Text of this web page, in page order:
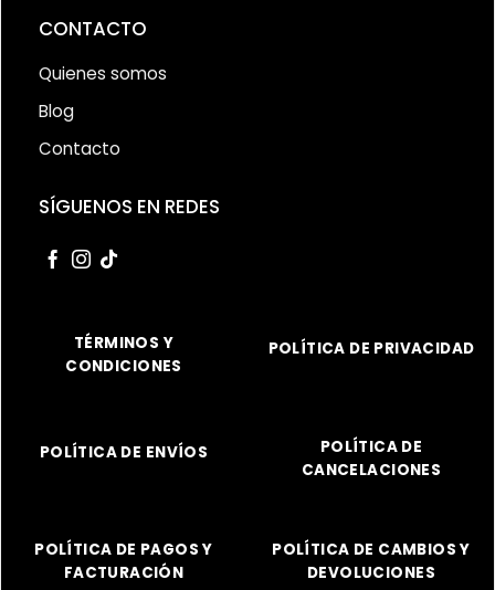
CONTACTO
Quienes somos
Blog
Contacto
SÍGUENOS EN REDES
TÉRMINOS Y
CONDICIONES
POLÍTICA DE PRIVACIDAD
POLÍTICA DE ENVÍOS
POLÍTICA DE
CANCELACIONES
POLÍTICA DE PAGOS Y
FACTURACIÓN
POLÍTICA DE CAMBIOS Y
DEVOLUCIONES